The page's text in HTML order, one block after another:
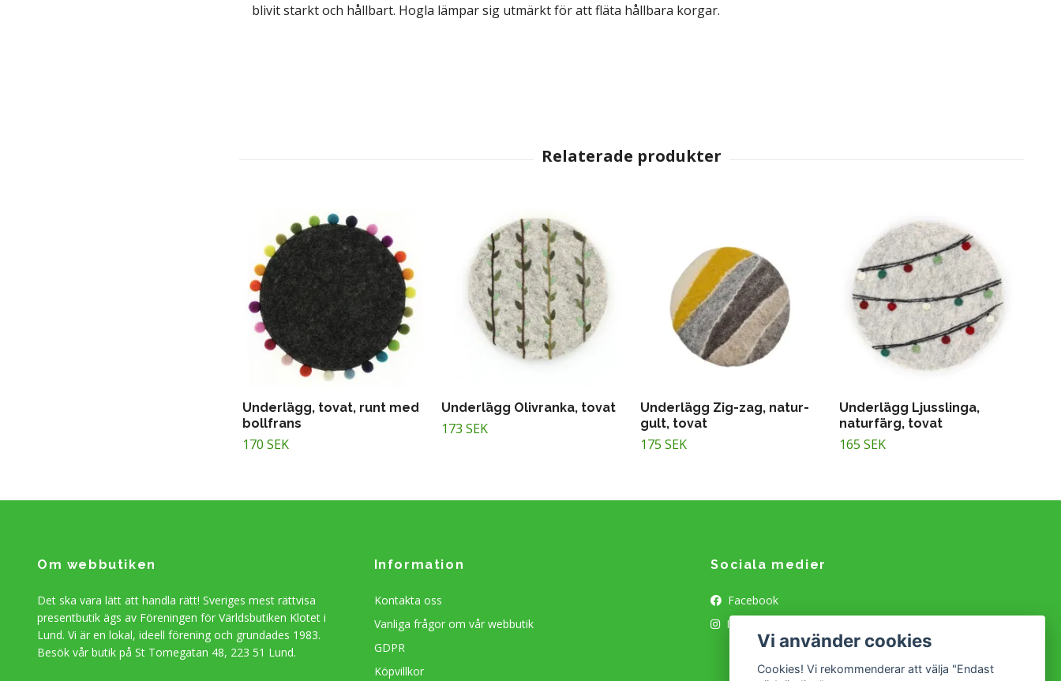
blivit starktoch hållbart. Hogla lämpar sig utmärkt för att fläta hållbara korgar.
Underlägg, tovat, runt med
bollfrans
170 SEK
Underlägg Olivranka, tovat
173 SEK
Underlägg Zig-zag, natur-
gult, tovat
175 SEK
Underlägg Ljusslinga,
naturfärg, tovat
165 SEK
Om webbutiken
Det ska vara lätt att handla rätt! Sveriges mest rättvisa
presentbutik ägs av Föreningen för Världsbutiken Klotet i
Lund. Vi är en lokal, ideell förening och grundades 1983.
Besök vår butik på St Tomegatan 48, 223 51 Lund.
Information
Kontakta oss
Vanliga frågor om vår webbutik
GDPR
Köpvillkor
Sociala medier
Facebook
Instagram
Vi använder cookies
Cookies! Vi rekommenderar att välja "Endast